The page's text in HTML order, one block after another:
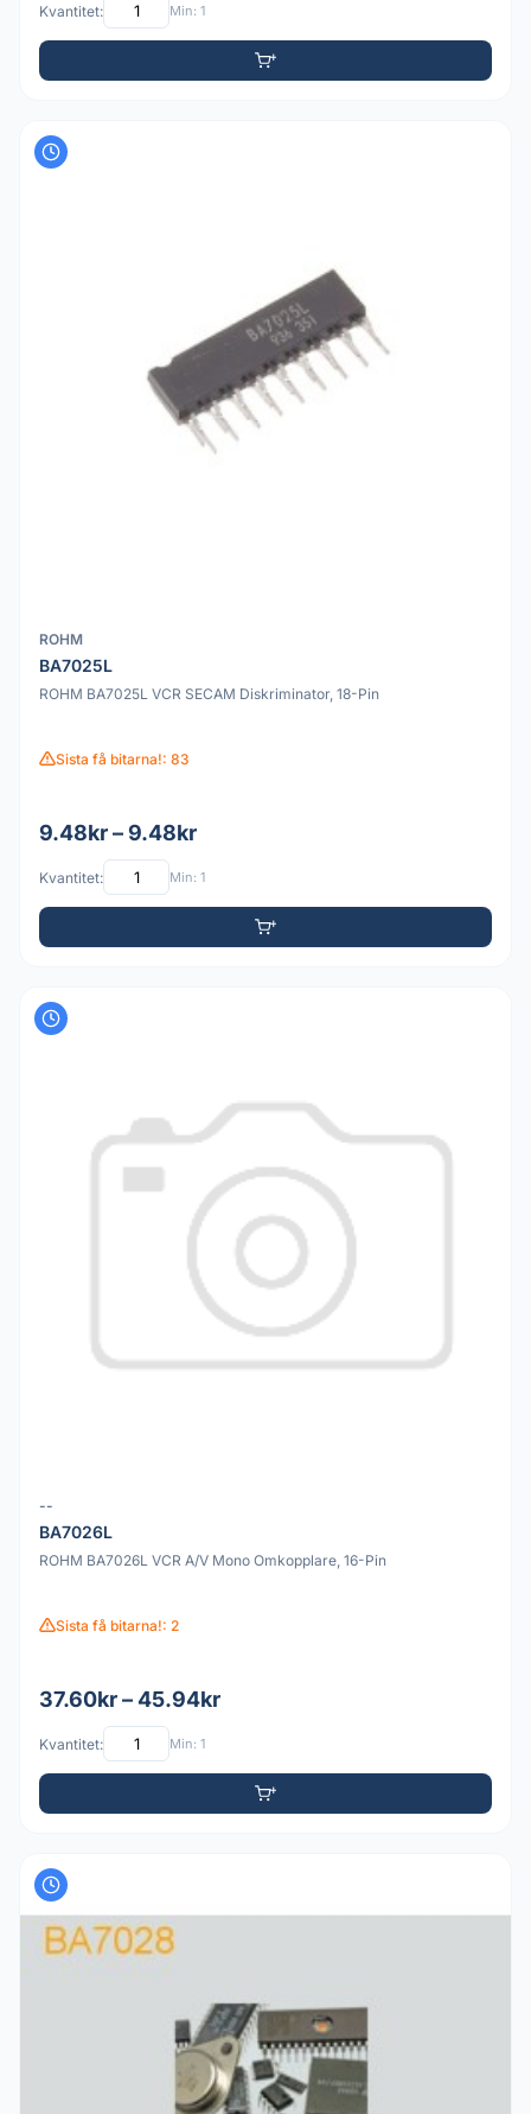
Kvantitet: Min: 1
ROHM
BA7025L
ROHM BA7025L VCR SECAM Diskriminator, 18-Pin
Sista få bitarna!: 83
9.48kr – 9.48kr
Kvantitet: Min: 1
--
BA7026L
ROHM BA7026L VCR A/V Mono Omkopplare, 16-Pin
Sista få bitarna!: 2
37.60kr – 45.94kr
Kvantitet: Min: 1